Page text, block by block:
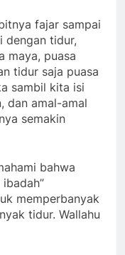
fajar sampai
dengan tidur,
maya, puasa
tidur saja puasa
sambil kita isi
dan amal-amal
semakin
bahwa
memperbanyak
tidur. Wallahu